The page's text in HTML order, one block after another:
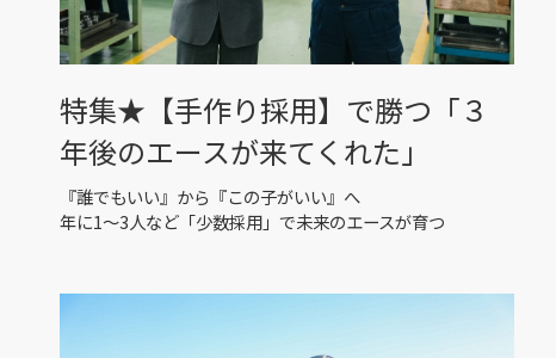
特集★【手作り採用】で勝つ「３
年後のエースが来てくれた」
『誰でもいい』から『この子がいい』へ
年に1〜3人など「少数採用」で未来のエースが育つ